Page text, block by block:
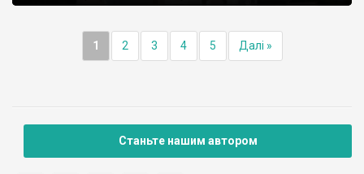
1 2 3 4 5 Далі »
Станьте нашим автором